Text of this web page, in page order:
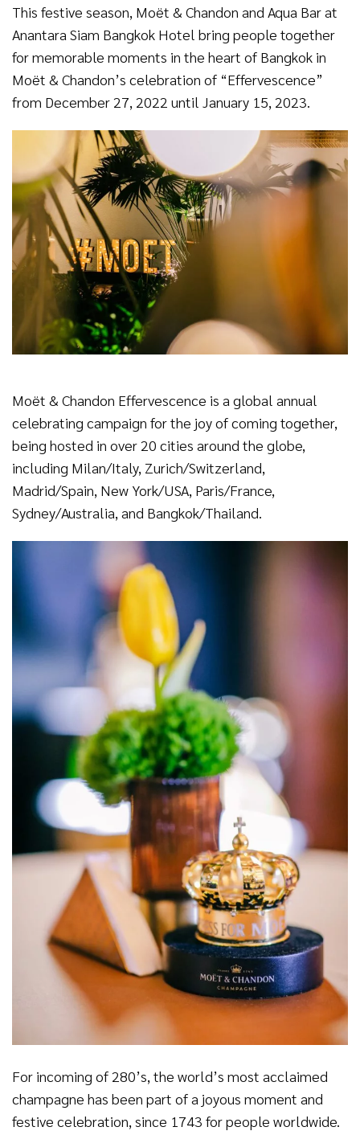
This festive season, Moët & Chandon and Aqua Bar at
Anantara Siam Bangkok Hotel bring people together
for memorable moments in the heart of Bangkok in
Moët & Chandon’s celebration of “Effervescence”
from December 27, 2022 until January 15, 2023.
Moët & Chandon Effervescence is a global annual
celebrating campaign for the joy of coming together,
being hosted in over 20 cities around the globe,
including Milan/Italy, Zurich/Switzerland,
Madrid/Spain, New York/USA, Paris/France,
Sydney/Australia, and Bangkok/Thailand.
For incoming of 280’s, the world’s most acclaimed
champagne has been part of a joyous moment and
festive celebration, since 1743 for people worldwide.